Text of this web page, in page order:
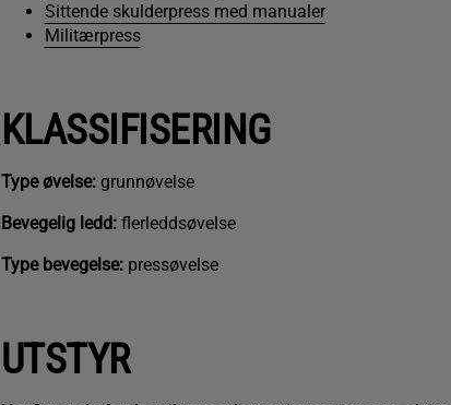
Sittende skulderpress med manualer
Militærpress
KLASSIFISERING
Type øvelse:grunnøvelse
Bevegelig ledd:flerleddsøvelse
Type bevegelse:pressøvelse
UTSTYR